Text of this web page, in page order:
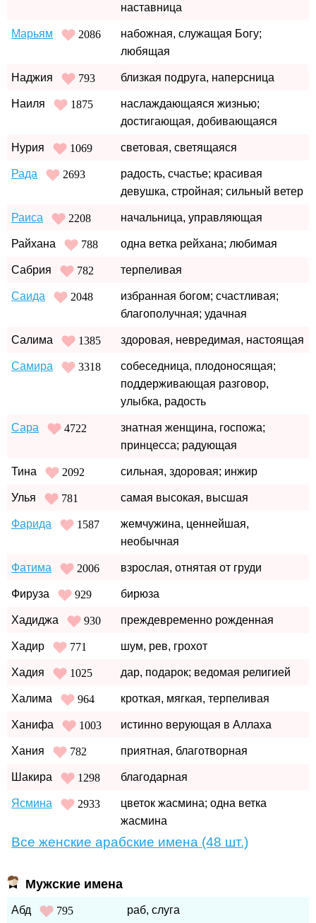
наставница
Марьям 2086
набожная, служащая Богу;
любящая
Наджия 793 близкая подруга, наперсница
Наиля 1875
наслаждающаяся жизнью;
достигающая, добивающаяся
Нурия 1069 световая, светящаяся
Рада 2693
радость, счастье; красивая
девушка, стройная; сильный ветер
Раиса 2208 начальница, управляющая
Райхана 788 одна ветка рейхана; любимая
Сабрия 782 терпеливая
Саида 2048
избранная богом; счастливая;
благополучная; удачная
Салима 1385 здоровая, невредимая, настоящая
Самира 3318
собеседница, плодоносящая;
поддерживающая разговор,
улыбка, радость
Сара 4722
знатная женщина, госпожа;
принцесса; радующая
Тина 2092 сильная, здоровая; инжир
Улья 781 самая высокая, высшая
Фарида 1587
жемчужина, ценнейшая,
необычная
Фатима 2006 взрослая, отнятая от груди
Фируза 929 бирюза
Хадиджа 930 преждевременно рожденная
Хадир 771 шум, рев, грохот
Хадия 1025 дар, подарок; ведомая религией
Халима 964 кроткая, мягкая, терпеливая
Ханифа 1003 истинно верующая в Аллаха
Хания 782 приятная, благотворная
Шакира 1298 благодарная
Ясмина 2933
цветок жасмина; одна ветка
жасмина
Все женские арабские имена (48 шт.)
Мужские имена
Абд 795 раб, слуга